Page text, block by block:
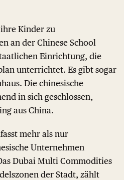
Kinder zu
an der Chinese School
Einrichtung, die
unterrichtet. Es gibt sogar
Die chinesische
in sich geschlossen,
aus China.
mehr als nur
Unternehmen
Dubai Multi Commodities
der Stadt, zählt